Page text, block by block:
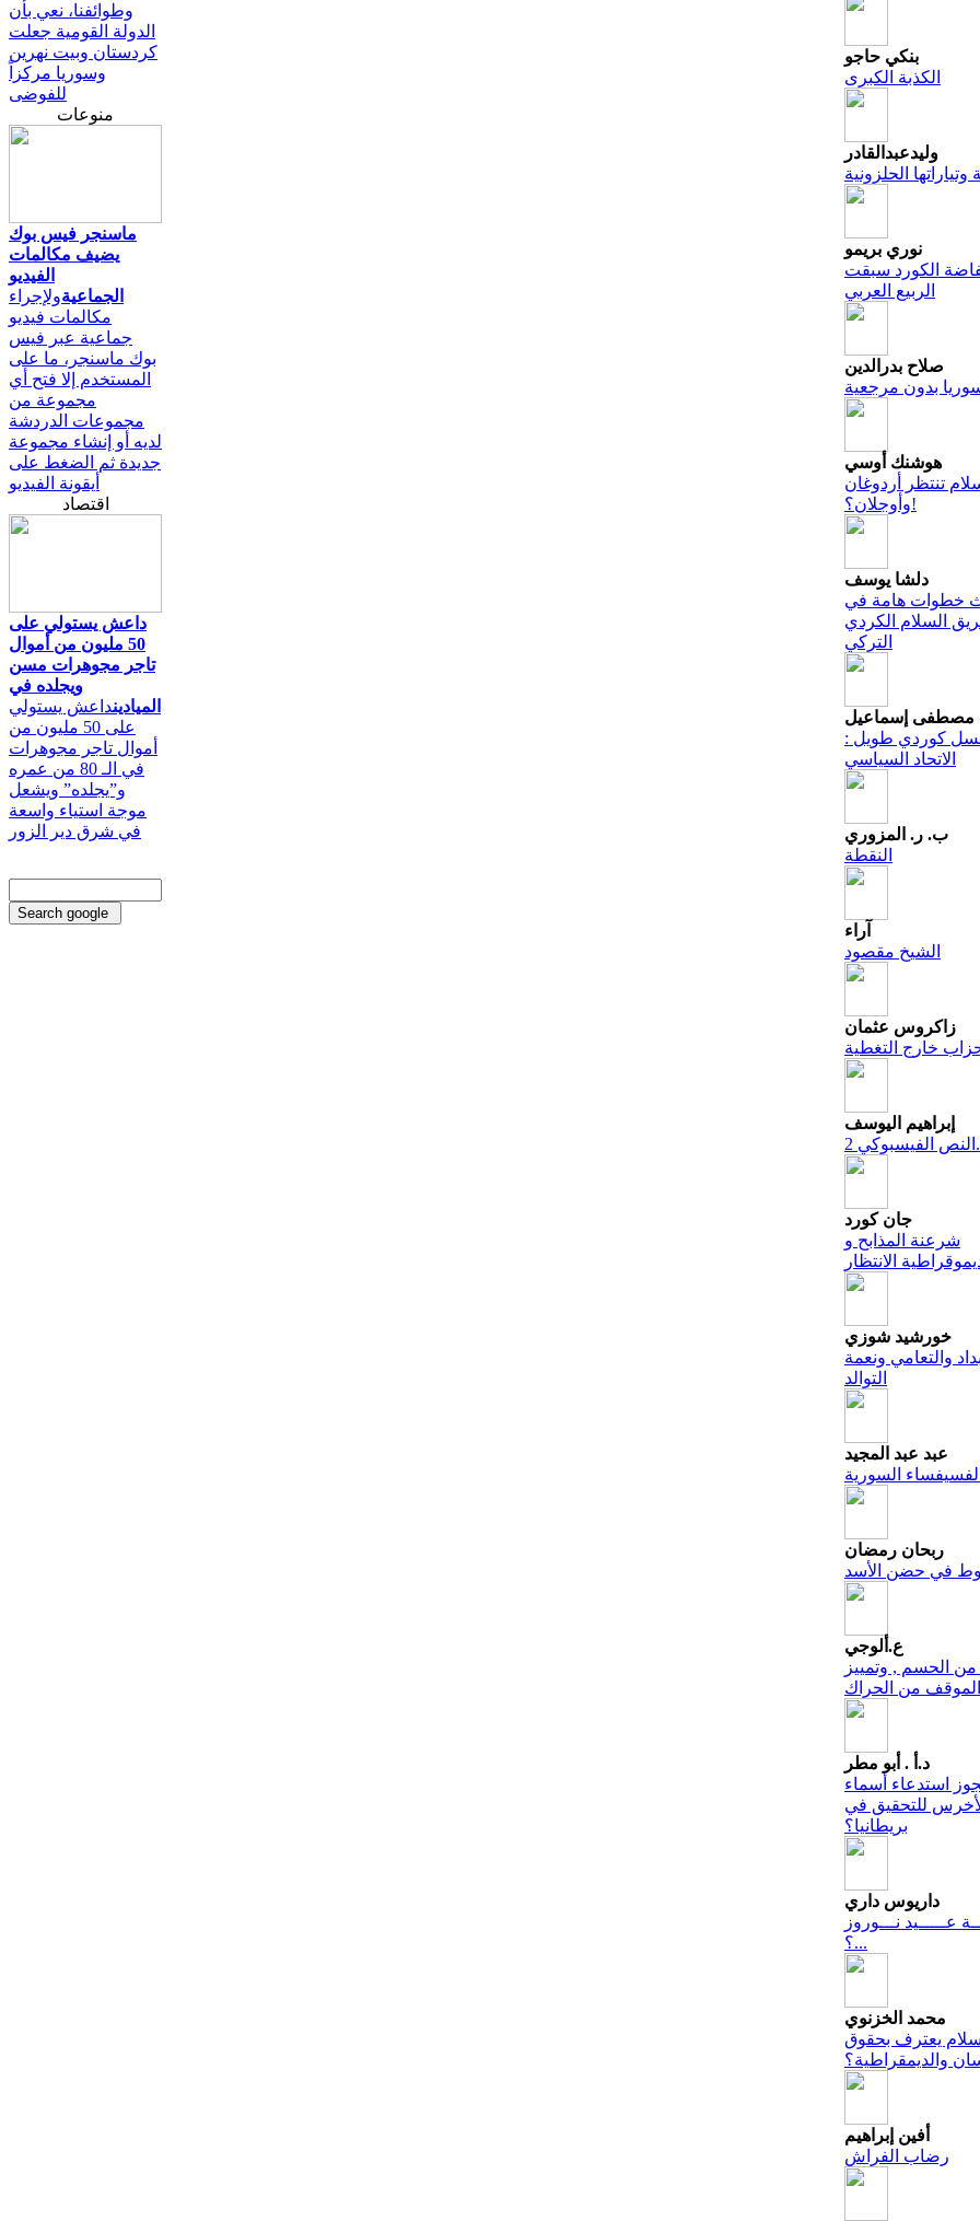
وطوائفنا، نعي بأن
الدولة القومية جعلت
كردستان وبيت نهرين
وسوريا مركزاً
للفوضى
منوعات
ماسنجر فيس بوك
يضيف مكالمات
الفيديو
الجماعيةولإجراء
مكالمات فيديو
جماعية عبر فيس
بوك ماسنجر، ما على
المستخدم إلا فتح أي
مجموعة من
مجموعات الدردشة
لديه أو إنشاء مجموعة
جديدة ثم الضغط على
أيقونة الفيديو
اقتصاد
داعش يستولي على
50 مليون من أموال
تاجر مجوهرات مسن
ويجلده في
الميادينداعش يستولي
على 50 مليون من
أموال تاجر مجوهرات
في الـ 80 من عمره
و”يجلده” ويشعل
موجة استياء واسعة
في شرق دير الزور
بنكي حاجو
الكذبة الكبرى
وليدعبدالقادر
وتياراتها الحلزونية
نوري بريمو
الكورد سبقت
الربيع العربي
صلاح بدرالدين
بدون مرجعية
هوشنك أوسي
تنتظر أردوغان
وأوجلان؟!
دلشا يوسف
خطوات هامة في
السلام الكردي
التركي
مصطفى إسماعيل
كوردي طويل :
الاتحاد السياسي
ب. ر. المزوري
النقطة
آراء
الشيخ مقصود
زاكروس عثمان
خارج التغطية
إبراهيم اليوسف
النص الفيسبوكي 2.
جان كورد
شرعنة المذابح و
الانتظار
خورشيد شوزي
والتعامي ونعمة
التوالد
عبد عبد المجيد
الفسيفساء السورية
ربحان رمضان
في حضن الأسد
ع.ألوجي
من الحسم , وتمييز
الموقف من الحراك
د.أ . أبو مطر
استدعاء أسماء
للتحقيق في
بريطانيا؟
داريوس داري
عـــــيد نـــوروز
...؟
محمد الخزنوي
يعترف بحقوق
والديمقراطية؟
أفين إبراهيم
رضاب الفراش